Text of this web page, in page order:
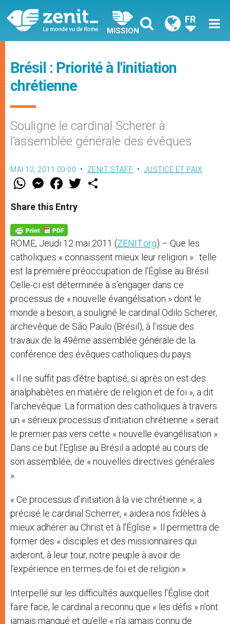
MISSION
FR
Brésil : Priorité à l'initiation
chrétienne
Souligne le cardinal Scherer à
l’assemblée générale des évêques
MAI 12, 2011 00:00 ZENIT STAFF JUSTICE ET PAIX
W
t
s
p
p
M
e
s
e
g
e
r
F
a
e
b
o
k
w
Share this Entry
ROME, Jeudi 12 mai 2011 (ZENIT.org) – Que les
catholiques « connaissent mieux leur religion » : telle
est la première préoccupation de l’Église au Brésil.
Celle-ci est déterminée à s’engager dans ce
processus de « nouvelle évangélisation » dont le
monde a besoin, a souligné le cardinal Odilo Scherer,
archevêque de São Paulo (Brésil), à l’issue des
travaux de la 49ème assemblée générale de la
conférence des évêques catholiques du pays.
« Il ne suffit pas d’être baptisé, si après on est des
analphabètes en matière de religion et de foi », a dit
l’archevêque. La formation des catholiques à travers
un « sérieux processus d’initiation chrétienne » serait
le premier pas vers cette « nouvelle évangélisation ».
Dans ce but l’Eglise au Brésil a adopté au cours de
son assemblée, de « nouvelles directives générales
».
« Ce processus d’initiation à la vie chrétienne », a
précisé le cardinal Scherrer, « aidera nos fidèles à
mieux adhérer au Christ et à l’Église ». Il permettra de
former des « disciples et des missionnaires qui
aideront, à leur tour, notre peuple à avoir de
l’expérience en termes de foi et de religion ».
Interpellé sur les difficultés auxquelles l’Église doit
faire face, le cardinal a reconnu que « les défis » n’ont
jamais manqué et qu’elle « n’a jamais connu de